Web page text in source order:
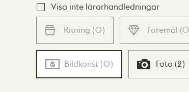
Visa inte lärarhandledningar
Ritning (0) Föremål (0
Bildkonst (0) Foto (2)